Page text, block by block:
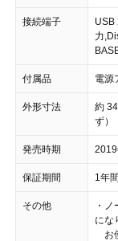
接続端子
USB
力
付属品 電源
外形寸法
約
ず）
発売時期 2019
保証期間 1年間
その他
・
にな
お